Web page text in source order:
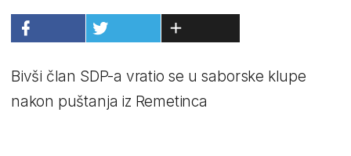
Bivši član SDP-a vratio se u saborske klupe
nakon puštanja iz Remetinca